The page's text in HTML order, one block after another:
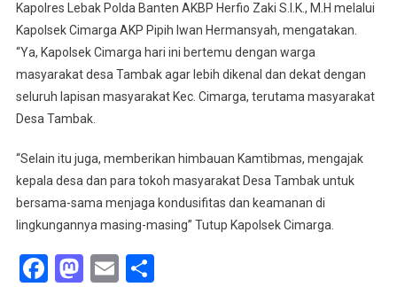
Kapolres Lebak Polda Banten AKBP Herfio Zaki S.I.K., M.H melalui
Kapolsek Cimarga AKP Pipih Iwan Hermansyah, mengatakan.
“Ya, Kapolsek Cimarga hari ini bertemu dengan warga
masyarakat desa Tambak agar lebih dikenal dan dekat dengan
seluruh lapisan masyarakat Kec. Cimarga, terutama masyarakat
Desa Tambak.
“Selain itu juga, memberikan himbauan Kamtibmas, mengajak
kepala desa dan para tokoh masyarakat Desa Tambak untuk
bersama-sama menjaga kondusifitas dan keamanan di
lingkungannya masing-masing” Tutup Kapolsek Cimarga.
Facebook
Mastodon
Email